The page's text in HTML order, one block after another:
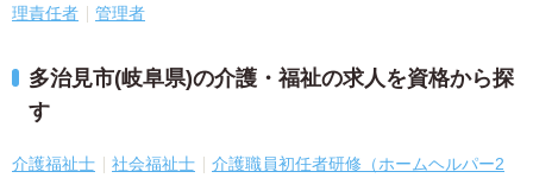
理責任者
管理者
多治見市(岐阜県)の介護・福祉の求人を資格から探
す
介護福祉士 社会福祉士
介護職員初任者研修（ホームヘルパー2